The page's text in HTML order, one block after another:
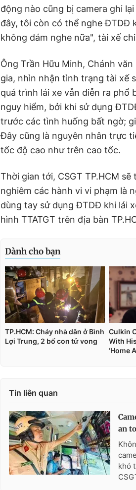
động nào cũng bị camera ghi
đây, tôi còn có thể nghe ĐTDĐ
không dám nghe nữa", tài xế
Ông Trần Hữu Minh, Chánh
gia, nhìn nhận tình trạng tài xế
quá trình lái xe vẫn diễn ra phổ
nguy hiểm, bởi khi sử dụng
trước các tình huống bất ngờ;
Đây cũng là nguyên nhân trực
tốc độ cao như trên cao tốc.
Thời gian tới, CSGT TP.HCM
nghiêm các hành vi vi phạm là
dùng tay sử dụng ĐTDĐ khi lái
hình TTATGT trên địa bàn
Tin liên quan
an
khó